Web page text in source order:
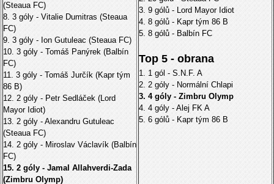
(Steaua FC)
8. 3 góly - Vitalie Dumitras (Steaua
FC)
9. 3 góly - Ion Gutuleac (Steaua FC)
10. 3 góly - Tomáš Panýrek (Balbín
FC)
11. 3 góly - Tomáš Jurčík (Kapr tým
86 B)
12. 2 góly - Petr Sedláček (Lord
Mayor Idiot)
13. 2 góly - Alexandru Gutuleac
(Steaua FC)
14. 2 góly - Miroslav Václavík (Balbín
FC)
15. 2 góly - Jamal Allahverdi-Zada
(Zimbru Olymp)
3. 9 gólů - Lord Mayor Idiot
4. 8 gólů - Kapr tým 86 B
5. 8 gólů - Balbín FC
Top 5 - obrana
1. 1 gól - S.N.F. A
2. 2 góly - Normální Chlapi
3. 4 góly - Zimbru Olymp
4. 4 góly - Alej FK A
5. 6 gólů - Kapr tým 86 B